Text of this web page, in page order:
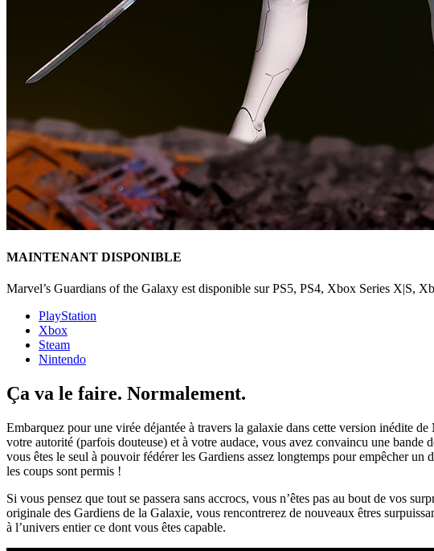
MAINTENANT DISPONIBLE
Marvel’s Guardians of the Galaxy est disponible sur PS5, PS4, Xbox Series X|S,
PlayStation
Xbox
Steam
Nintendo
Ça va le faire. Normalement.
Embarquez pour une virée déjantée à travers la galaxie dans cette version inédite
votre autorité (parfois douteuse) et à votre audace, vous avez convaincu une bande
vous êtes le seul à pouvoir fédérer les Gardiens assez longtemps pour empêcher
les coups sont permis !
Si vous pensez que tout se passera sans accrocs, vous n’êtes pas au bout de vos
originale des Gardiens de la Galaxie, vous rencontrerez de nouveaux êtres
à l’univers entier ce dont vous êtes capable.